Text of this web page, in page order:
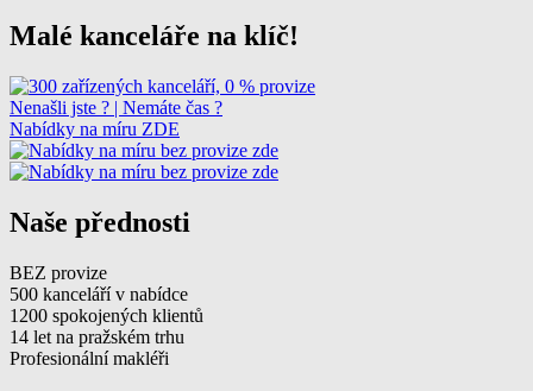
Malé kanceláře na klíč!
Nenašli jste ? | Nemáte čas ?
Nabídky na míru ZDE
Naše přednosti
BEZ provize
500 kanceláří v nabídce
1200 spokojených klientů
14 let na pražském trhu
Profesionální makléři